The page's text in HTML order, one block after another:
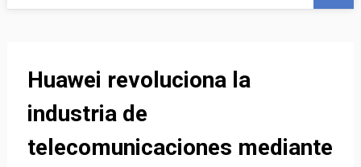
Huawei revoluciona la
industria de
telecomunicaciones mediante